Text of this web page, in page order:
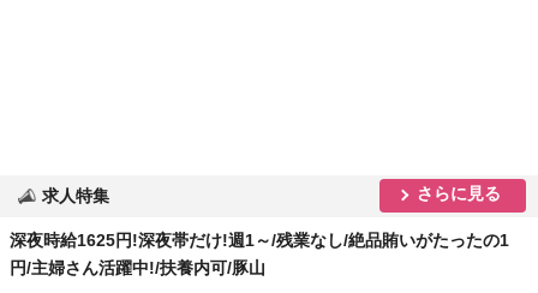
求人特集 さらに見る
深夜時給1625円!深夜帯だけ!週1～/残業なし/絶品賄いがたったの1
円/主婦さん活躍中!/扶養内可/豚山